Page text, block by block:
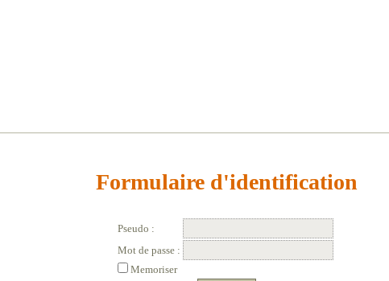
Formulaire d'identification
Pseudo :
Mot de passe :
Memoriser